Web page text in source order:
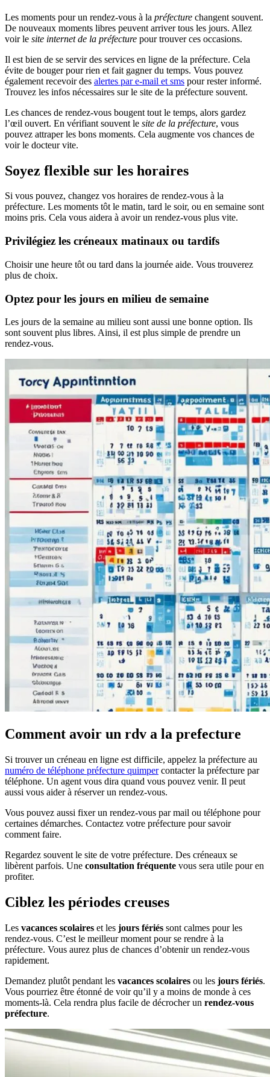
Les moments pour un rendez-vous à la préfecture changent souvent.
De nouveaux moments libres peuvent arriver tous les jours. Allez
voir le site internet de la préfecture pour trouver ces occasions.
Il est bien de se servir des services en ligne de la préfecture. Cela
évite de bouger pour rien et fait gagner du temps. Vous pouvez
également recevoir des alertes par e-mail et sms pour rester informé.
Trouvez les infos nécessaires sur le site de la préfecture souvent.
Les chances de rendez-vous bougent tout le temps, alors gardez
l’œil ouvert. En vérifiant souvent le site de la préfecture, vous
pouvez attraper les bons moments. Cela augmente vos chances de
voir le docteur vite.
Soyez flexible sur les horaires
Si vous pouvez, changez vos horaires de rendez-vous à la
préfecture. Les moments tôt le matin, tard le soir, ou en semaine sont
moins pris. Cela vous aidera à avoir un rendez-vous plus vite.
Privilégiez les créneaux matinaux ou tardifs
Choisir une heure tôt ou tard dans la journée aide. Vous trouverez
plus de choix.
Optez pour les jours en milieu de semaine
Les jours de la semaine au milieu sont aussi une bonne option. Ils
sont souvent plus libres. Ainsi, il est plus simple de prendre un
rendez-vous.
Comment avoir un rdv a la prefecture
Si trouver un créneau en ligne est difficile, appelez la préfecture au
numéro de téléphone préfecture quimpercontacter la préfecture par
téléphone. Un agent vous dira quand vous pouvez venir. Il peut
aussi vous aider à réserver un rendez-vous.
Vous pouvez aussi fixer un rendez-vous par mail ou téléphone pour
certaines démarches. Contactez votre préfecture pour savoir
comment faire.
Regardez souvent le site de votre préfecture. Des créneaux se
libèrent parfois. Une consultation fréquente vous sera utile pour en
profiter.
Ciblez les périodes creuses
Les vacances scolaires et les jours fériés sont calmes pour les
rendez-vous. C’est le meilleur moment pour se rendre à la
préfecture. Vous aurez plus de chances d’obtenir un rendez-vous
rapidement.
Demandez plutôt pendant les vacances scolaires ou les jours fériés.
Vous pourriez être étonné de voir qu’il y a moins de monde à ces
moments-là. Cela rendra plus facile de décrocher un rendez-vous
préfecture.